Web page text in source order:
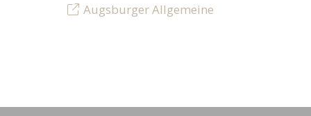
Augsburger Allgemeine